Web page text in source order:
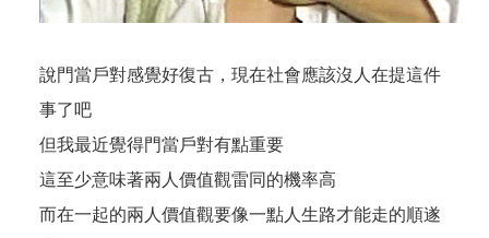
說門當戶對感覺好復古，現在社會應該沒人在提這件
事了吧
但我最近覺得門當戶對有點重要
這至少意味著兩人價值觀雷同的機率高
而在一起的兩人價值觀要像一點人生路才能走的順遂